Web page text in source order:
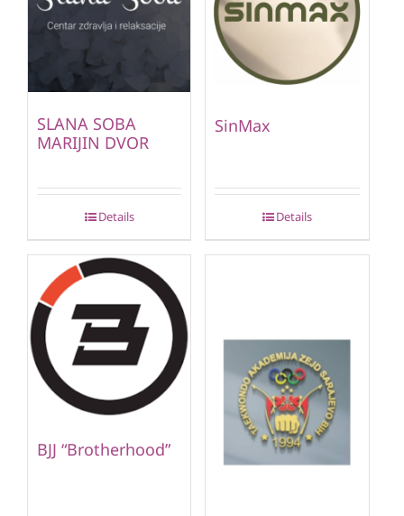
SLANA SOBA
MARIJIN DVOR
Details
SinMax
Details
BJJ “Brotherhood”